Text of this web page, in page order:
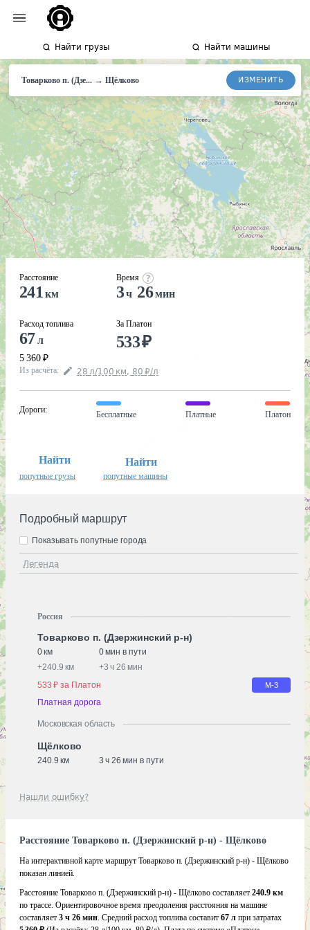
Найти грузы Найти машины
Товарково п. (Дзе... → Щёлково ИЗМЕНИТЬ
Расстояние
241 км
Расход топлива
67л
5 360 ₽
Время
3ч 26мин
За Платон
533₽
Из расчёта: 28 л/100 км, 80 ₽/л
Дороги:
Бесплатные Платные Платон
Найти
попутные грузы
Найти
попутные машины
Подробный маршрут
Легенда
Показывать попутные города
Россия
Товарково п. (Дзержинский р-н)
0 км
0 мин в пути
+240.9 км +3 ч 26 мин
533 ₽ за Платон
М-3
Платная дорога
Московская область
Щёлково
240.9 км 3 ч 26 мин в пути
Нашли ошибку?
Расстояние Товарково п. (Дзержинский р-н) - Щёлково
На интерактивной карте маршрут Товарково п. (Дзержинский р-н) - Щёлково
показан линией.
Расстояние Товарково п. (Дзержинский р-н) - Щёлково составляет 240.9 км
по трассе. Ориентировочное время преодоления расстояния на машине
составляет 3 ч 26 мин. Средний расход топлива составит 67 л при затратах